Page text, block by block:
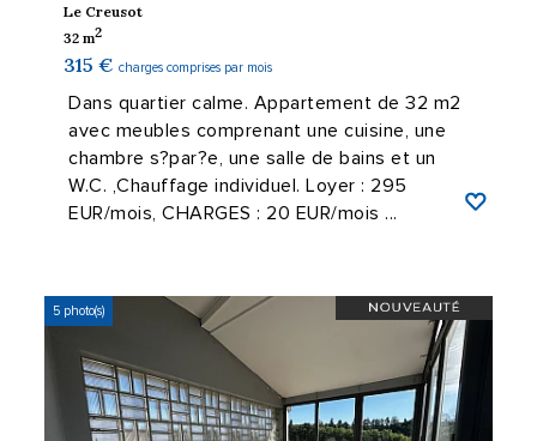
Le Creusot
32 m2
315 € charges comprises par mois
Dans quartier calme. Appartement de 32 m2
avec meubles comprenant une cuisine, une
chambre s?par?e, une salle de bains et un
W.C. ,Chauffage individuel. Loyer : 295
EUR/mois, CHARGES : 20 EUR/mois ...
5 photo(s)